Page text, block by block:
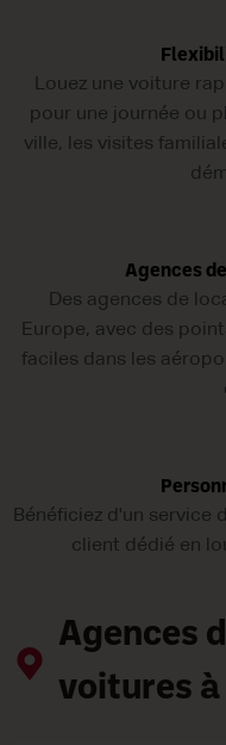
Louez une voiture
pour une journée ou
ville, les visites
Agences
Des agences de
Europe, avec des
faciles dans les
Bénéficiez d'un service
client dédié en
Agences
voitures